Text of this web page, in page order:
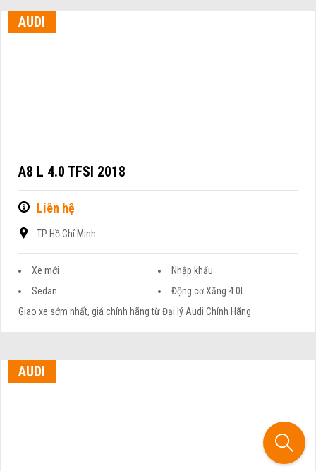
AUDI
A8 L 4.0 TFSI 2018
Liên hệ
TP Hồ Chí Minh
Xe mới
Nhập khẩu
Sedan
Động cơ Xăng 4.0L
Giao xe sớm nhất, giá chính hãng từ Đại lý Audi Chính Hãng
AUDI